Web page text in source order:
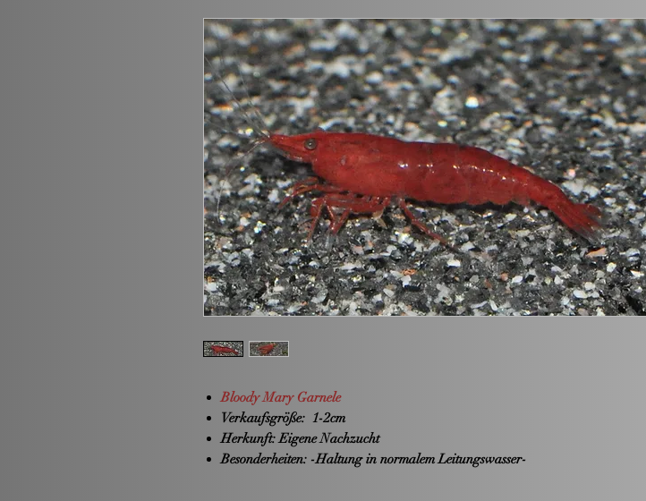
Bloody Mary Garnele
Verkaufsgröße: 1-2cm
Herkunft:Eigene Nachzucht
Besonderheiten: -Haltung in normalem Leitungswasser-